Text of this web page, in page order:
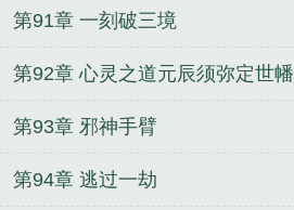
第91章 一刻破三境
第92章 心灵之道元辰须弥定世幡
第93章 邪神手臂
第94章 逃过一劫